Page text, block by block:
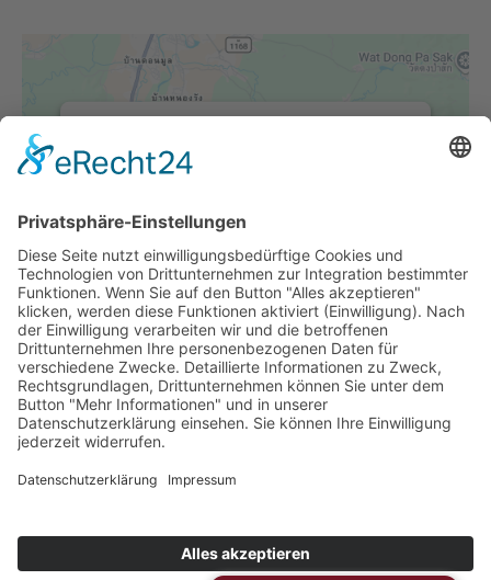
um den -Service zu laden!
die Besuchern nicht offengelegt werden,
nicht geladen werden. Der Besitzer der
Website muss diese mit seinem CMP
einrichten, um diesen Inhalt zur Liste der
verwendeten Technologien hinzuzufügen.
powered byUsercentrics Consent
Management Platform&eRecht24